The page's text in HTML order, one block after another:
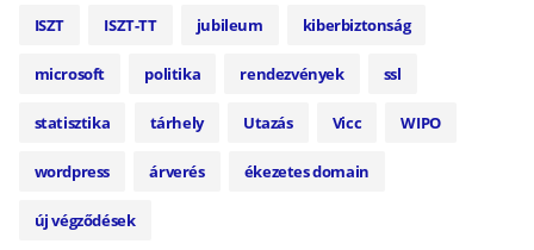
ISZT ISZT-TT jubileum kiberbiztonság
microsoft politika rendezvények ssl
statisztika tárhely Utazás Vicc WIPO
wordpress árverés ékezetes domain
új végződések